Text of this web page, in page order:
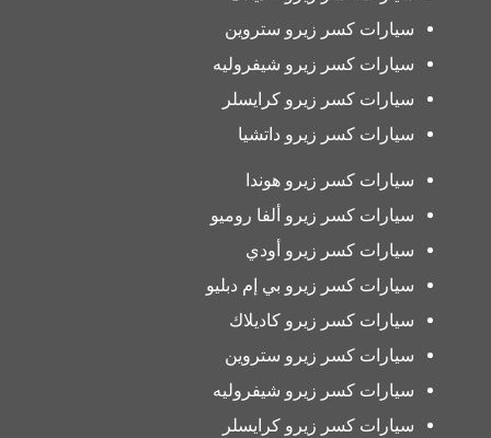
سيارات كسر زيرو ستروين
سيارات كسر زيرو شيفروليه
سيارات كسر زيرو كرايسلر
سيارات كسر زيرو داتشيا
سيارات كسر زيرو هوندا
سيارات كسر زيرو ألفا روميو
سيارات كسر زيرو أودي
سيارات كسر زيرو بي إم دبليو
سيارات كسر زيرو كاديلاك
سيارات كسر زيرو ستروين
سيارات كسر زيرو شيفروليه
سيارات كسر زيرو كرايسلر